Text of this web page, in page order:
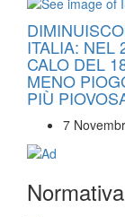
ITALIA: NEL
CALO DEL
MENO
PIÙ
7
Normativa